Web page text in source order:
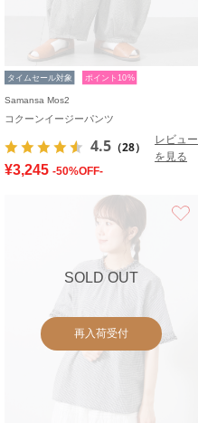
タイムセール対象 ポイント10%
Samansa Mos2
コクーンイージーパンツ
4.5 （28）
レビュー
を見る
¥3,245 -50%OFF-
SOLD OUT
再入荷受付